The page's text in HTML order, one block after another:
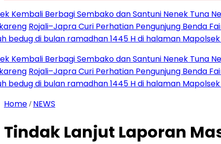
Berbagi Sembako dan Santuni Nenek Tuna Netra di
Rojali–Japra Curi Perhatian Pengunjung Benda Fair
di bulan ramadhan 1445 H di halaman Mapolsek
Berbagi Sembako dan Santuni Nenek Tuna Netra di
Rojali–Japra Curi Perhatian Pengunjung Benda Fair
di bulan ramadhan 1445 H di halaman Mapolsek
Home / NEWS
Tindak Lanjut Laporan